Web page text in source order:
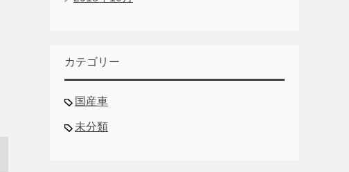
カテゴリー
国産車
未分類